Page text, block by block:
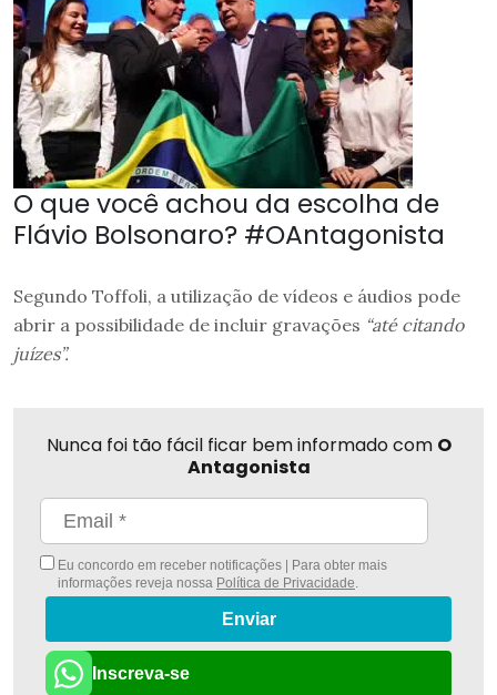
O que você achou da escolha de
Flávio Bolsonaro? #OAntagonista
Segundo Toffoli, a utilização de vídeos e áudios pode
abrir a possibilidade de incluir gravações “até citando
juízes”.
Nunca foi tão fácil ficar bem informado com O
Antagonista
Eu concordo em receber notificações | Para obter mais
informações reveja nossa Política de Privacidade.
Enviar
Inscreva-se